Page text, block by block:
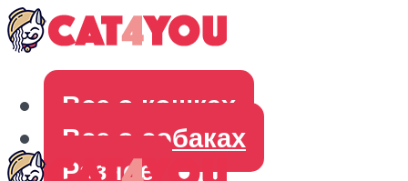
Все о кошках
Все о собаках
Разное